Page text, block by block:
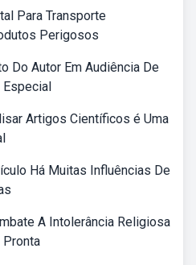
Para Transporte
Perigosos
Do Autor Em Audiência De
Especial
Artigos Científicos é Uma
Há Muitas Influências De
A Intolerância Religiosa
Pronta